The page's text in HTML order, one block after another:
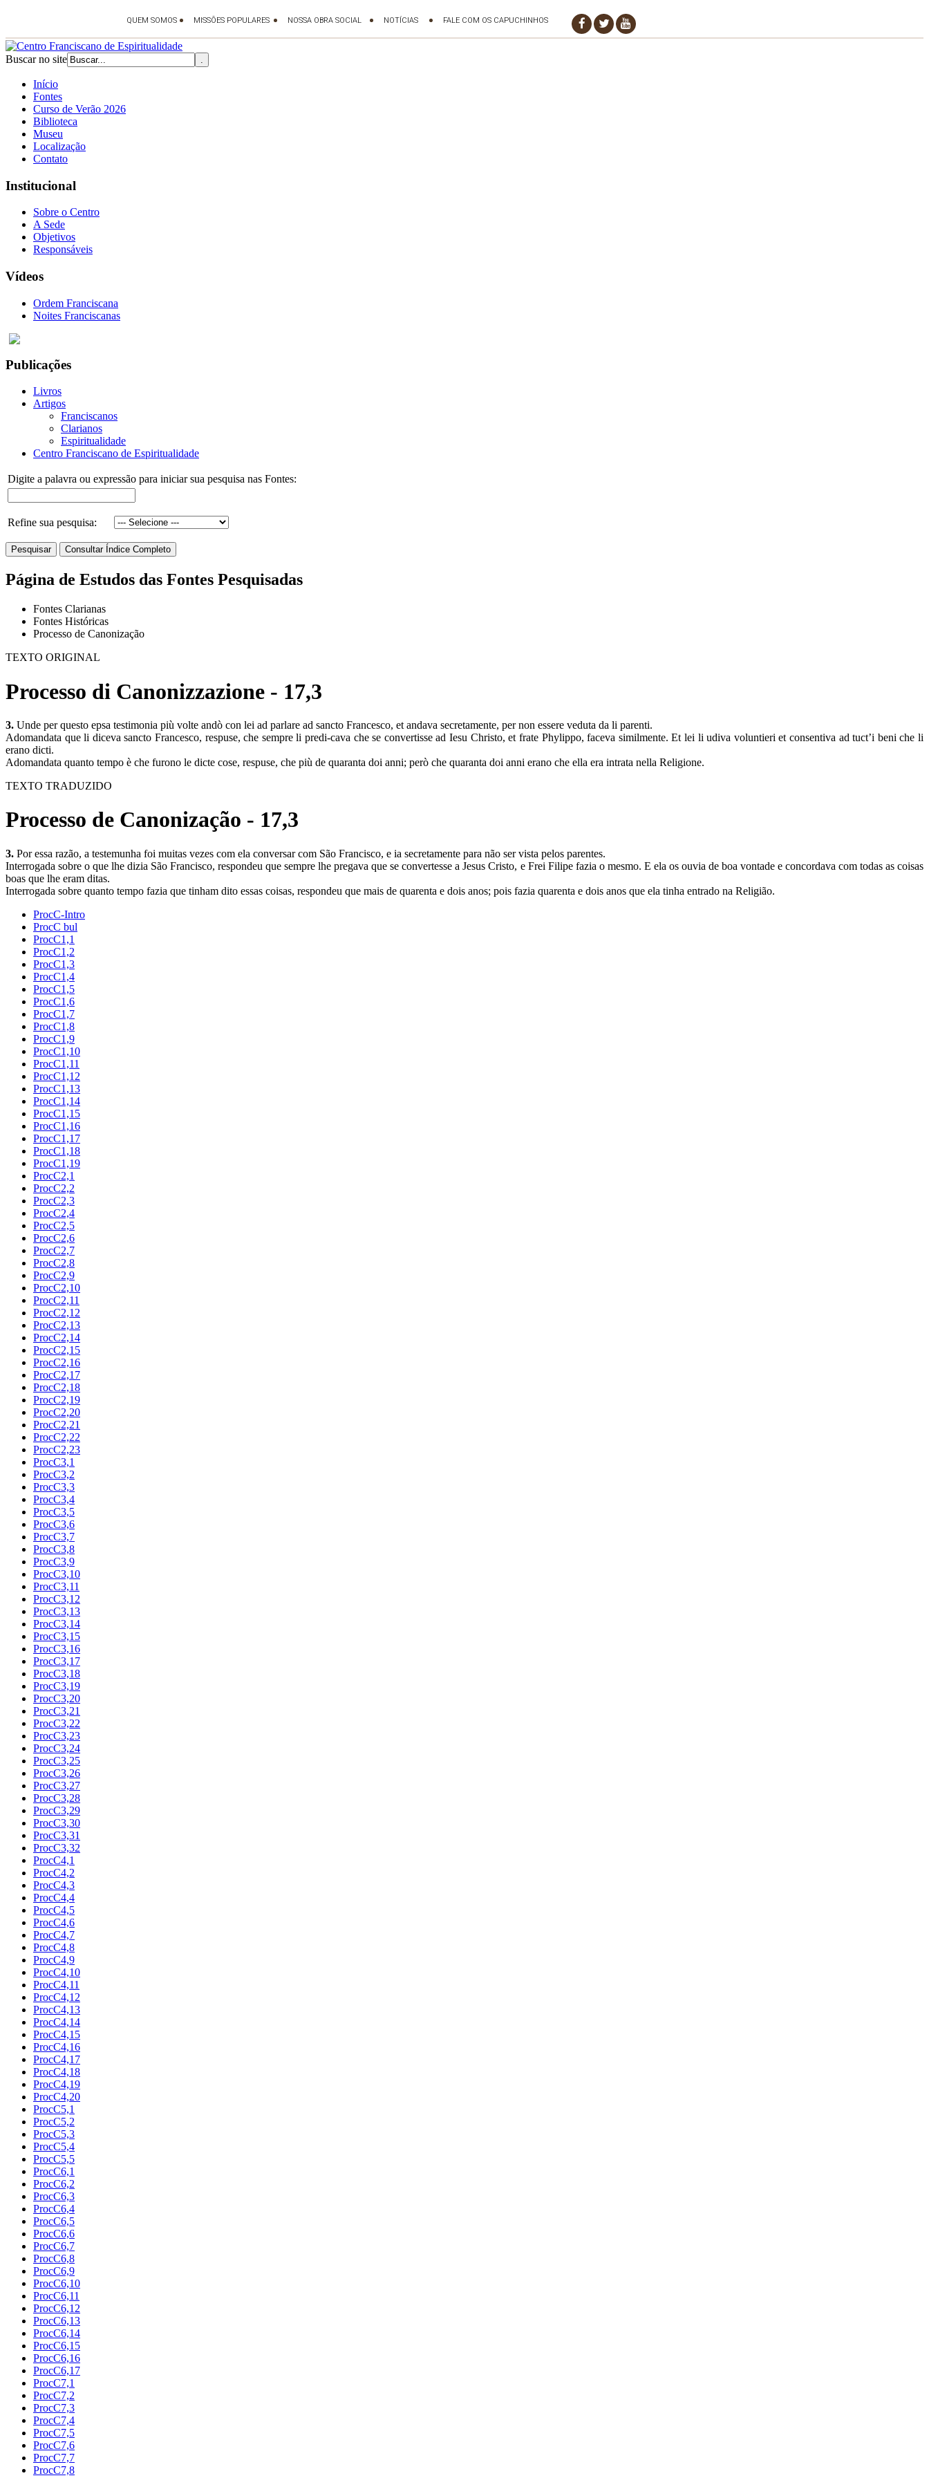
Buscar no site
Início
Fontes
Curso de Verão 2026
Biblioteca
Museu
Localização
Contato
Institucional
Sobre o Centro
A Sede
Objetivos
Responsáveis
Vídeos
Ordem Franciscana
Noites Franciscanas
Publicações
Livros
Artigos
Franciscanos
Clarianos
Espiritualidade
Centro Franciscano de Espiritualidade
Digite a palavra ou expressão para iniciar sua pesquisa nas Fontes:
Refine sua pesquisa:
Página de Estudos das Fontes Pesquisadas
Fontes Clarianas
Fontes Históricas
Processo de Canonização
TEXTO ORIGINAL
Processo di Canonizzazione - 17,3
3. Unde per questo epsa testimonia più volte andò con lei ad parlare ad sancto Francesco, et andava secretamente, per non essere veduta da li parenti.
Adomandata que li diceva sancto Francesco, respuse, che sempre li predi-cava che se convertisse ad Iesu Christo, et frate Phylippo, faceva similmente. Et lei li udiva voluntieri et consentiva ad tuct’i beni che li
erano dicti.
Adomandata quanto tempo è che furono le dicte cose, respuse, che più de quaranta doi anni; però che quaranta doi anni erano che ella era intrata nella Religione.
TEXTO TRADUZIDO
Processo de Canonização - 17,3
3. Por essa razão, a testemunha foi muitas vezes com ela conversar com São Francisco, e ia secretamente para não ser vista pelos parentes.
Interrogada sobre o que lhe dizia São Francisco, respondeu que sempre lhe pregava que se convertesse a Jesus Cristo, e Frei Filipe fazia o mesmo. E ela os ouvia de boa vontade e concordava com todas as coisas
boas que lhe eram ditas.
Interrogada sobre quanto tempo fazia que tinham dito essas coisas, respondeu que mais de quarenta e dois anos; pois fazia quarenta e dois anos que ela tinha entrado na Religião.
ProcC-Intro
ProcC bul
ProcC1,1
ProcC1,2
ProcC1,3
ProcC1,4
ProcC1,5
ProcC1,6
ProcC1,7
ProcC1,8
ProcC1,9
ProcC1,10
ProcC1,11
ProcC1,12
ProcC1,13
ProcC1,14
ProcC1,15
ProcC1,16
ProcC1,17
ProcC1,18
ProcC1,19
ProcC2,1
ProcC2,2
ProcC2,3
ProcC2,4
ProcC2,5
ProcC2,6
ProcC2,7
ProcC2,8
ProcC2,9
ProcC2,10
ProcC2,11
ProcC2,12
ProcC2,13
ProcC2,14
ProcC2,15
ProcC2,16
ProcC2,17
ProcC2,18
ProcC2,19
ProcC2,20
ProcC2,21
ProcC2,22
ProcC2,23
ProcC3,1
ProcC3,2
ProcC3,3
ProcC3,4
ProcC3,5
ProcC3,6
ProcC3,7
ProcC3,8
ProcC3,9
ProcC3,10
ProcC3,11
ProcC3,12
ProcC3,13
ProcC3,14
ProcC3,15
ProcC3,16
ProcC3,17
ProcC3,18
ProcC3,19
ProcC3,20
ProcC3,21
ProcC3,22
ProcC3,23
ProcC3,24
ProcC3,25
ProcC3,26
ProcC3,27
ProcC3,28
ProcC3,29
ProcC3,30
ProcC3,31
ProcC3,32
ProcC4,1
ProcC4,2
ProcC4,3
ProcC4,4
ProcC4,5
ProcC4,6
ProcC4,7
ProcC4,8
ProcC4,9
ProcC4,10
ProcC4,11
ProcC4,12
ProcC4,13
ProcC4,14
ProcC4,15
ProcC4,16
ProcC4,17
ProcC4,18
ProcC4,19
ProcC4,20
ProcC5,1
ProcC5,2
ProcC5,3
ProcC5,4
ProcC5,5
ProcC6,1
ProcC6,2
ProcC6,3
ProcC6,4
ProcC6,5
ProcC6,6
ProcC6,7
ProcC6,8
ProcC6,9
ProcC6,10
ProcC6,11
ProcC6,12
ProcC6,13
ProcC6,14
ProcC6,15
ProcC6,16
ProcC6,17
ProcC7,1
ProcC7,2
ProcC7,3
ProcC7,4
ProcC7,5
ProcC7,6
ProcC7,7
ProcC7,8